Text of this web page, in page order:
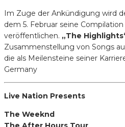
Im Zuge der Ankündigung wird
dem 5. Februar seine Compilation
veröffentlichen. „The
Zusammenstellung von Songs
die als Meilensteine seiner
Germany
Live Nation Presents
The Weeknd